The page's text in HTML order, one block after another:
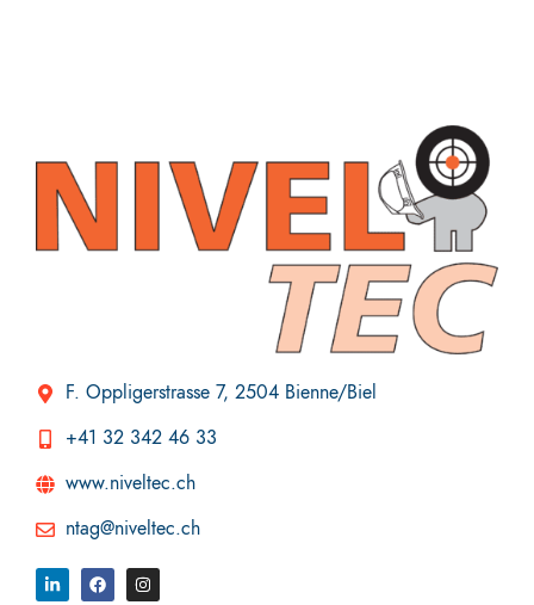
F. Oppligerstrasse 7, 2504 Bienne/Biel
+41 32 342 46 33
www.niveltec.ch
ntag@niveltec.ch